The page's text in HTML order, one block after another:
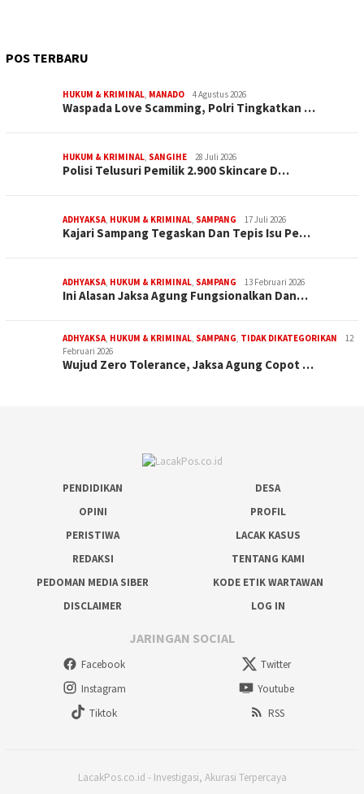
POS TERBARU
HUKUM & KRIMINAL, MANADO 4 Agustus 2026
Waspada Love Scamming, Polri Tingkatkan …
HUKUM & KRIMINAL, SANGIHE 28 Juli 2026
Polisi Telusuri Pemilik 2.900 Skincare D…
ADHYAKSA, HUKUM & KRIMINAL, SAMPANG 17 Juli 2026
Kajari Sampang Tegaskan Dan Tepis Isu Pe…
ADHYAKSA, HUKUM & KRIMINAL, SAMPANG 13 Februari 2026
Ini Alasan Jaksa Agung Fungsionalkan Dan…
ADHYAKSA, HUKUM & KRIMINAL, SAMPANG, TIDAK DIKATEGORIKAN
12
Februari 2026
Wujud Zero Tolerance, Jaksa Agung Copot …
PENDIDIKAN
DESA
OPINI
PROFIL
PERISTIWA
LACAK KASUS
REDAKSI
TENTANG KAMI
PEDOMAN MEDIA SIBER
KODE ETIK WARTAWAN
DISCLAIMER
LOG IN
JARINGAN SOCIAL
Facebook
Twitter
Instagram
Youtube
Tiktok
RSS
LacakPos.co.id - Investigasi, Akurasi Terpercaya